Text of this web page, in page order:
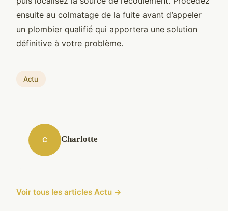
ensuite au colmatage de la fuite avant d’appeler
un plombier qualifié qui apportera une solution
définitive à votre problème.
Actu
C Charlotte
Voir tous les articles Actu →